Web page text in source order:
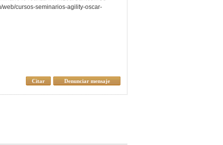
cursos-seminarios-agility-oscar-
Denunciar mensaje
Citar